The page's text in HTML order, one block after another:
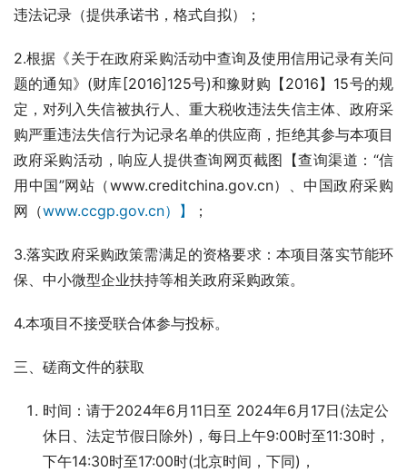
违法记录（提供承诺书，格式自拟）；
2.根据《关于在政府采购活动中查询及使用信用记录有关问
题的通知》(财库[2016]125号)和豫财购【2016】15号的规
定，对列入失信被执行人、重大税收违法失信主体、政府采
购严重违法失信行为记录名单的供应商，拒绝其参与本项目
政府采购活动，响应人提供查询网页截图【查询渠道：“信
用中国”网站（www.creditchina.gov.cn）、中国政府采购
网（www.ccgp.gov.cn）】 ；
3.落实政府采购政策需满足的资格要求：本项目落实节能环
保、中小微型企业扶持等相关政府采购政策。
4.本项目不接受联合体参与投标。
三、磋商文件的获取
时间：请于2024年6月11日至 2024年6月17日(法定公
休日、法定节假日除外)，每日上午9:00时至11:30时，
下午14:30时至17:00时(北京时间，下同)，